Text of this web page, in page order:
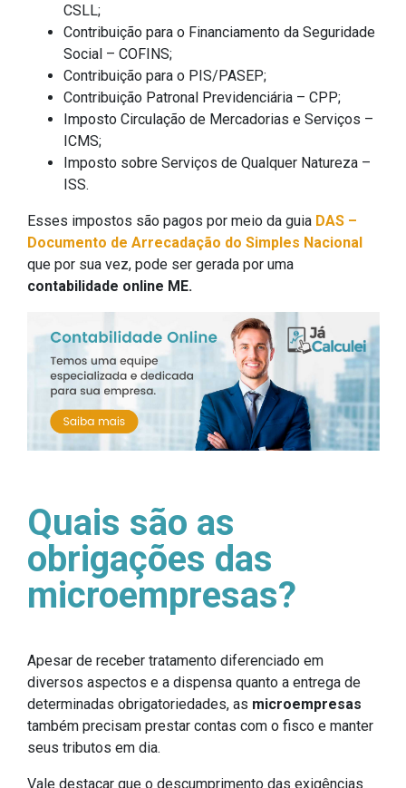
CSLL;
Contribuição para o Financiamento da Seguridade
Social – COFINS;
Contribuição para o PIS/PASEP;
Contribuição Patronal Previdenciária – CPP;
Imposto Circulação de Mercadorias e Serviços –
ICMS;
Imposto sobre Serviços de Qualquer Natureza –
ISS.
Esses impostos são pagos por meio da guia DAS –
Documento de Arrecadação do Simples Nacional
que por sua vez, pode ser gerada por uma
contabilidade online ME.
Quais são as
obrigações das
microempresas?
Apesar de receber tratamento diferenciado em
diversos aspectos e a dispensa quanto a entrega de
determinadas obrigatoriedades, as microempresas
também precisam prestar contas com o fisco e manter
seus tributos em dia.
Vale destacar que o descumprimento das exigências